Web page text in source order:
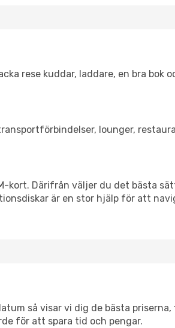
rese kuddar, laddare, en bra bok
lounger,
kort. Därifrån väljer du det bästa
är en stor hjälp för att
så visar vi dig de bästa
för att spara tid och pengar.